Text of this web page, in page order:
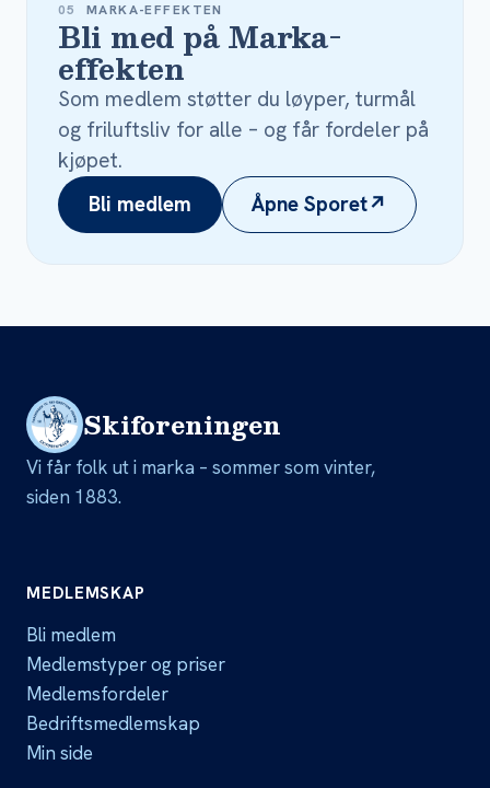
05 MARKA-EFFEKTEN
Bli med på Marka-
effekten
Som medlem støtter du løyper, turmål
og friluftsliv for alle – og får fordeler på
kjøpet.
Bli medlem
Åpne Sporet↗
Skiforeningen
Vi får folk ut i marka – sommer som vinter,
siden 1883.
MEDLEMSKAP
Bli medlem
Medlemstyper og priser
Medlemsfordeler
Bedriftsmedlemskap
Min side